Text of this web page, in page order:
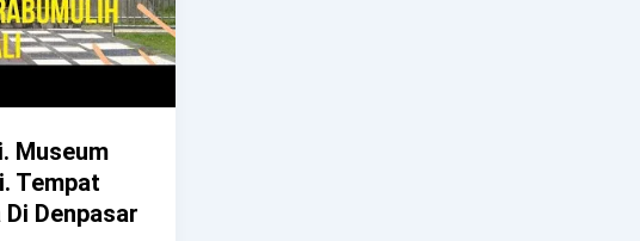
Museum
Tempat
Denpasar